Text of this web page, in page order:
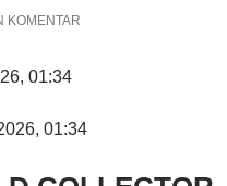
KOMENTAR
01:34
01:34